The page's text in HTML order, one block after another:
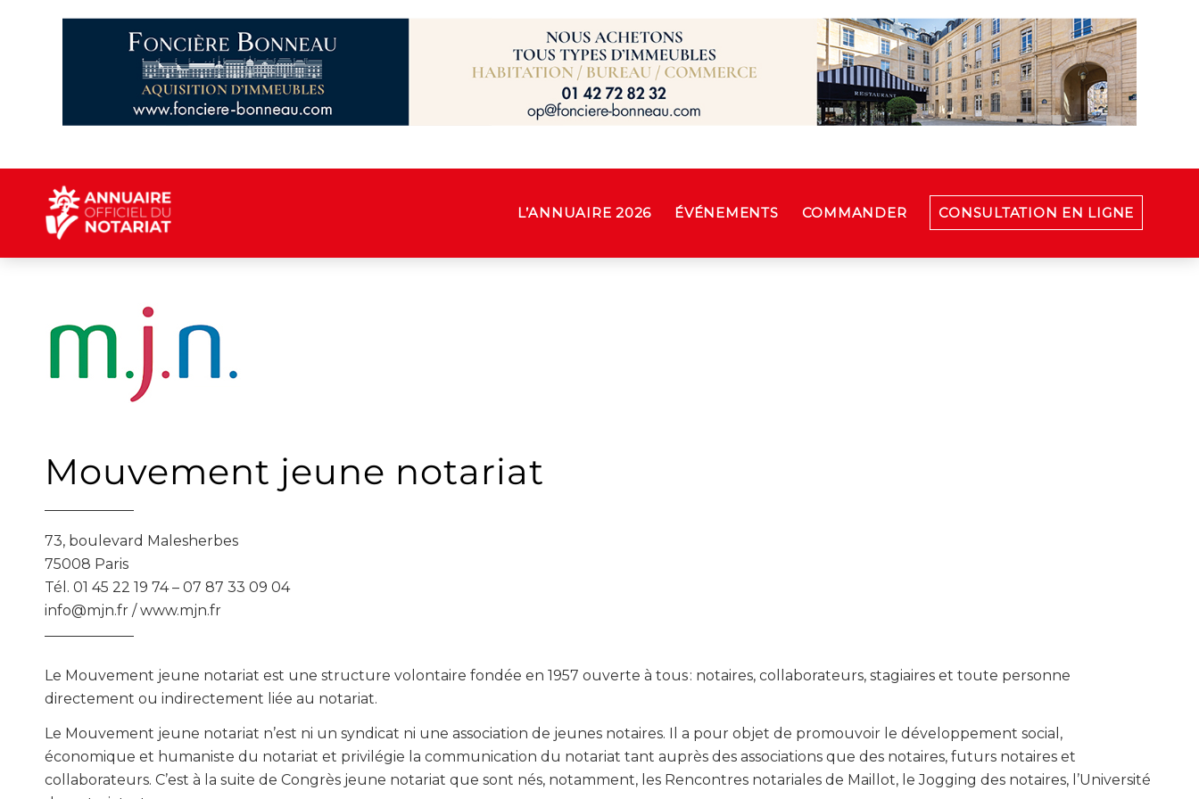
L’ANNUAIRE 2026 ÉVÉNEMENTS COMMANDER CONSULTATION EN LIGNE
Mouvement jeune notariat
73, boulevard Malesherbes
75008 Paris
Tél. 01 45 22 19 74 – 07 87 33 09 04
info@mjn.fr / www.mjn.fr
Le Mouvement jeune notariat est une structure volontaire fondée en 1957 ouverte à tous : notaires, col­laborateurs, stagiaires et toute personne
directement ou indirec­tement liée au notariat.
Le Mouvement jeune notariat n’est ni un syndicat ni une association de jeunes notaires. Il a pour objet de promouvoir le déve­loppement social,
économique et humaniste du notariat et privilégie la communication du notariat tant auprès des associations que des notaires, futurs notaires et
collaborateurs. C’est à la suite de Congrès jeune notariat que sont nés, notamment, les Rencontres notariales de Maillot, le Jogging des notaires, l’Université